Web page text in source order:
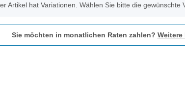
Artikel hat Variationen. Wählen Sie bitte die gewünschte
Sie möchten in monatlichen Raten zahlen?